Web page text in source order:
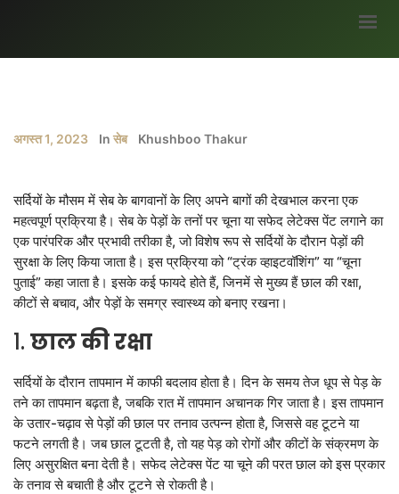
ब्लॉग
सर्वे
अवसर
मौसम जानकारी
उपज
सरकारी योजनाएं
गैलरी
LOGIN DONATE
हिन्दी
ENGLISH
अगस्त 1, 2023 In सेब Khushboo Thakur
सर्दियों के मौसम में सेब के बागवानों के लिए अपने बागों की देखभाल करना एक
महत्वपूर्ण प्रक्रिया है। सेब के पेड़ों के तनों पर चूना या सफेद लेटेक्स पेंट लगाने का
एक पारंपरिक और प्रभावी तरीका है, जो विशेष रूप से सर्दियों के दौरान पेड़ों की
सुरक्षा के लिए किया जाता है। इस प्रक्रिया को “ट्रंक व्हाइटवॉशिंग” या “चूना
पुताई” कहा जाता है। इसके कई फायदे होते हैं, जिनमें से मुख्य हैं छाल की रक्षा,
कीटों से बचाव, और पेड़ों के समग्र स्वास्थ्य को बनाए रखना।
1. छाल की रक्षा
सर्दियों के दौरान तापमान में काफी बदलाव होता है। दिन के समय तेज धूप से पेड़ के
तने का तापमान बढ़ता है, जबकि रात में तापमान अचानक गिर जाता है। इस तापमान
के उतार-चढ़ाव से पेड़ों की छाल पर तनाव उत्पन्न होता है, जिससे वह टूटने या
फटने लगती है। जब छाल टूटती है, तो यह पेड़ को रोगों और कीटों के संक्रमण के
लिए असुरक्षित बना देती है। सफेद लेटेक्स पेंट या चूने की परत छाल को इस प्रकार
के तनाव से बचाती है और टूटने से रोकती है।